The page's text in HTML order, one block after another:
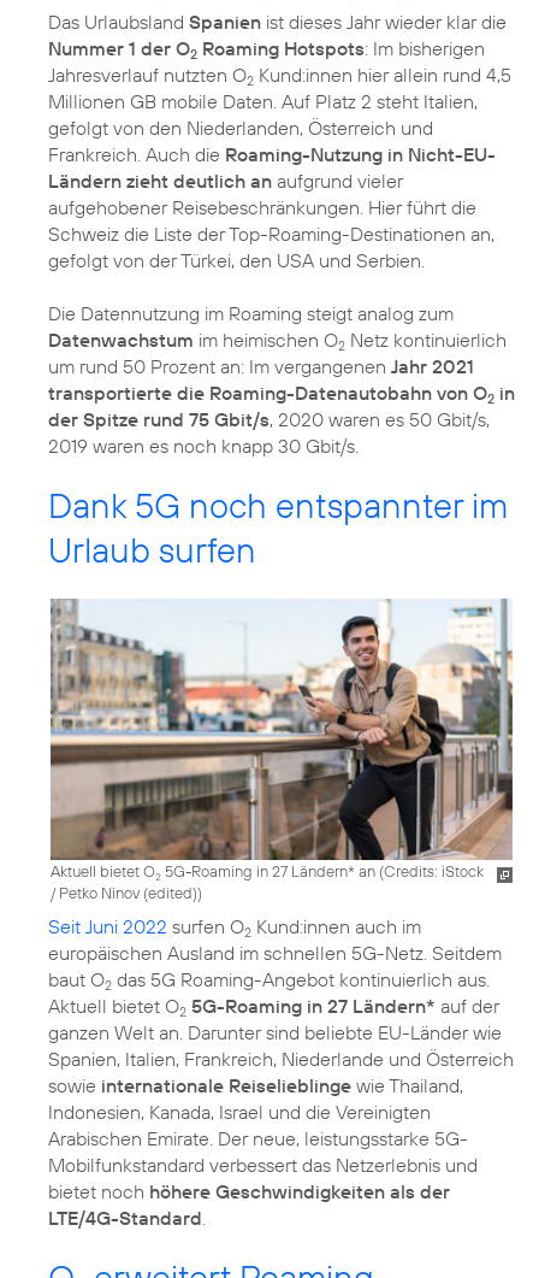
Das Urlaubsland Spanien ist dieses Jahr wieder klar die
Nummer 1 der O2 Roaming Hotspots: Im bisherigen
Jahresverlauf nutzten O2 Kund:innen hier allein rund 4,5
Millionen GB mobile Daten. Auf Platz 2 steht Italien,
gefolgt von den Niederlanden, Österreich und
Frankreich. Auch die Roaming-Nutzung in Nicht-EU-
Ländern zieht deutlich an aufgrund vieler
aufgehobener Reisebeschränkungen. Hier führt die
Schweiz die Liste der Top-Roaming-Destinationen an,
gefolgt von der Türkei, den USA und Serbien.
Die Datennutzung im Roaming steigt analog zum
Datenwachstum im heimischen O2 Netz kontinuierlich
um rund 50 Prozent an: Im vergangenen Jahr 2021
transportierte die Roaming-Datenautobahn von O2 in
der Spitze rund 75 Gbit/s, 2020 waren es 50 Gbit/s,
2019 waren es noch knapp 30 Gbit/s.
Dank 5G noch entspannter im
Urlaub surfen
Aktuell bietet O2 5G-Roaming in 27 Ländern* an (Credits: iStock
/ Petko Ninov (edited))
Seit Juni 2022 surfen O2 Kund:innen auch im
europäischen Ausland im schnellen 5G-Netz. Seitdem
baut O2 das 5G Roaming-Angebot kontinuierlich aus.
Aktuell bietet O2 5G-Roaming in 27 Ländern* auf der
ganzen Welt an. Darunter sind beliebte EU-Länder wie
Spanien, Italien, Frankreich, Niederlande und Österreich
sowie internationale Reiselieblinge wie Thailand,
Indonesien, Kanada, Israel und die Vereinigten
Arabischen Emirate. Der neue, leistungsstarke 5G-
Mobilfunkstandard verbessert das Netzerlebnis und
bietet noch höhere Geschwindigkeiten als der
LTE/4G-Standard